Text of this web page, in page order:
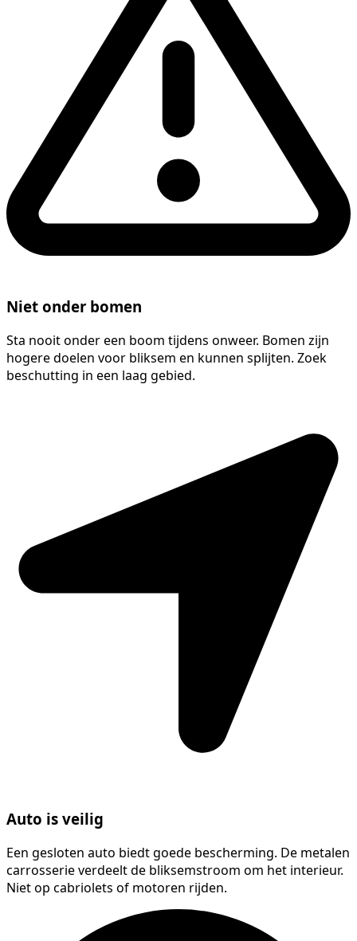
Niet onder bomen
Sta nooit onder een boom tijdens onweer. Bomen zijn
hogere doelen voor bliksem en kunnen splijten. Zoek
beschutting in een laag gebied.
Auto is veilig
Een gesloten auto biedt goede bescherming. De metalen
carrosserie verdeelt de bliksemstroom om het interieur.
Niet op cabriolets of motoren rijden.